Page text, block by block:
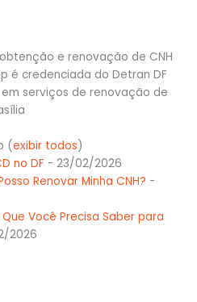
e renovação de CNH
é credenciada do Detran DF
serviços de renovação de
(exibir todos)
no DF - 23/02/2026
Renovar Minha CNH? -
Você Precisa Saber para
2026